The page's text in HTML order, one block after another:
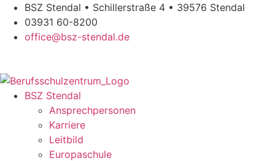
Zum
Inhalt
springen
BSZ Stendal • Schillerstraße 4 • 39576 Stendal
03931 60-8200
office@bsz-stendal.de
BSZ Stendal
Ansprechpersonen
Karriere
Leitbild
Europaschule